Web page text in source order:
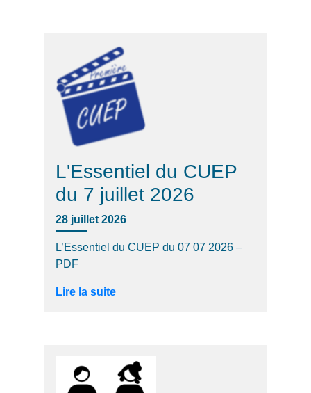
L'Essentiel du CUEP
du 7 juillet 2026
28 juillet 2026
L’Essentiel du CUEP du 07 07 2026 –
PDF
Lire la suite